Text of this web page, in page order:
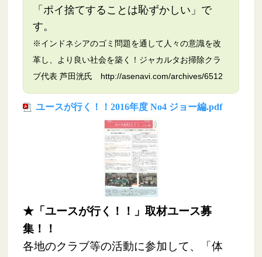
「ポイ捨てすることは恥ずかしい」で
す。
※インドネシアのゴミ問題を通して人々の意識を改
革し、より良い社会を築く！ジャカルタお掃除クラ
ブ代表 芦田洸氏 http://asenavi.com/archives/6512
ユースが行く！！2016年度 No4 ジョー編.pdf
★「ユースが行く！！」取材ユース募
集！！
各地のクラブ等の活動に参加して、「体